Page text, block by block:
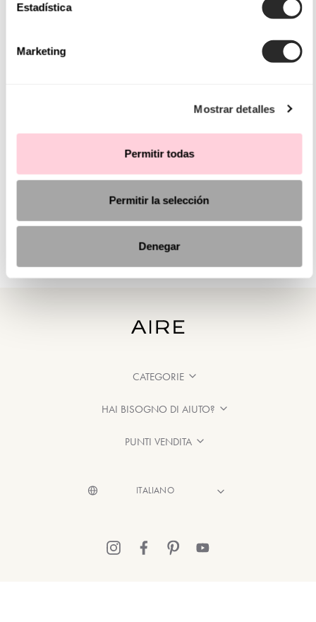
Estadística
Marketing
Mostrar detalles
Permitir todas
Permitir la selección
Denegar
CATEGORIE
HAI BISOGNO DI AIUTO?
PUNTI VENDITA